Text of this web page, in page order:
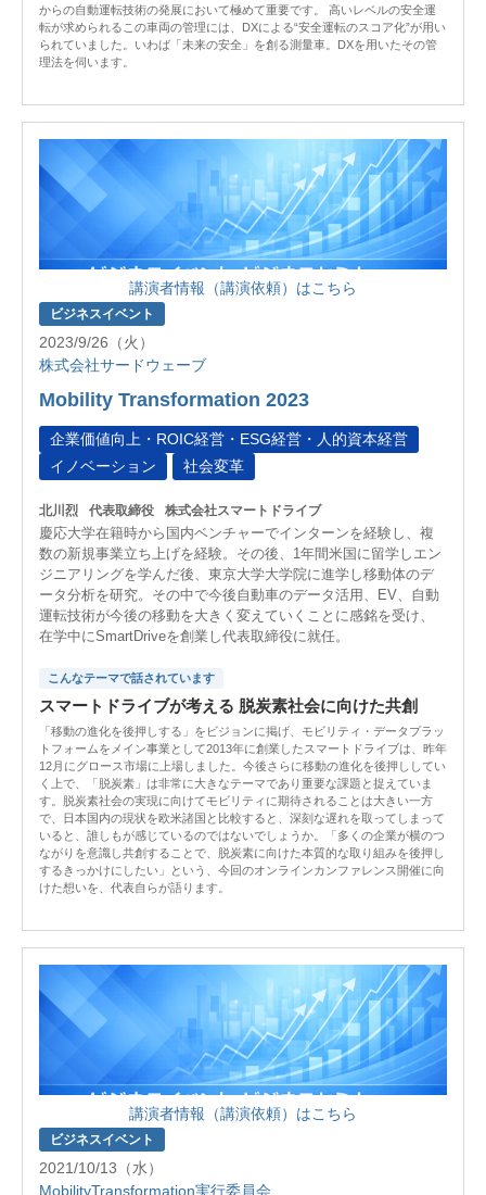
からの自動運転技術の発展において極めて重要です。 高いレベルの安全運
転が求められるこの車両の管理には、DXによる“安全運転のスコア化”が用い
られていました。いわば「未来の安全」を創る測量車。DXを用いたその管
理法を伺います。
講演者情報（講演依頼）はこちら
ビジネスイベント
2023/9/26（火）
株式会社サードウェーブ
Mobility Transformation 2023
企業価値向上・ROIC経営・ESG経営・人的資本経営
イノベーション
社会変革
北川烈 代表取締役 株式会社スマートドライブ
慶応大学在籍時から国内ベンチャーでインターンを経験し、複
数の新規事業立ち上げを経験。その後、1年間米国に留学しエン
ジニアリングを学んだ後、東京大学大学院に進学し移動体のデ
ータ分析を研究。その中で今後自動車のデータ活用、EV、自動
運転技術が今後の移動を大きく変えていくことに感銘を受け、
在学中にSmartDriveを創業し代表取締役に就任。
こんなテーマで話されています
スマートドライブが考える 脱炭素社会に向けた共創
「移動の進化を後押しする」をビジョンに掲げ、モビリティ・データプラッ
トフォームをメイン事業として2013年に創業したスマートドライブは、昨年
12月にグロース市場に上場しました。今後さらに移動の進化を後押ししてい
く上で、「脱炭素」は非常に大きなテーマであり重要な課題と捉えていま
す。脱炭素社会の実現に向けてモビリティに期待されることは大きい一方
で、日本国内の現状を欧米諸国と比較すると、深刻な遅れを取ってしまって
いると、誰しもが感じているのではないでしょうか。「多くの企業が横のつ
ながりを意識し共創することで、脱炭素に向けた本質的な取り組みを後押し
するきっかけにしたい」という、今回のオンラインカンファレンス開催に向
けた想いを、代表自らが語ります。
講演者情報（講演依頼）はこちら
ビジネスイベント
2021/10/13（水）
MobilityTransformation実行委員会